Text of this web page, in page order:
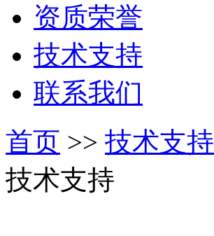
资质荣誉
技术支持
联系我们
首页 >> 技术支持
技术支持